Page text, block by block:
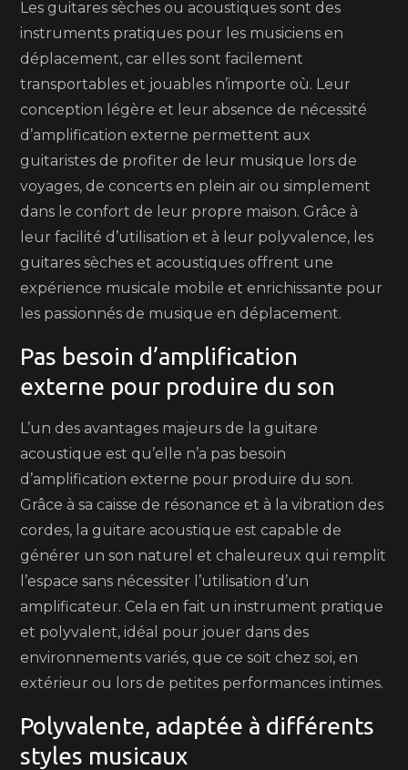
Les guitares sèches ou acoustiques sont des
instruments pratiques pour les musiciens en
déplacement, car elles sont facilement
transportables et jouables n’importe où. Leur
conception légère et leur absence de nécessité
d’amplification externe permettent aux
guitaristes de profiter de leur musique lors de
voyages, de concerts en plein air ou simplement
dans le confort de leur propre maison. Grâce à
leur facilité d’utilisation et à leur polyvalence, les
guitares sèches et acoustiques offrent une
expérience musicale mobile et enrichissante pour
les passionnés de musique en déplacement.
Pas besoin d’amplification
externe pour produire du son
L’un des avantages majeurs de la guitare
acoustique est qu’elle n’a pas besoin
d’amplification externe pour produire du son.
Grâce à sa caisse de résonance et à la vibration des
cordes, la guitare acoustique est capable de
générer un son naturel et chaleureux qui remplit
l’espace sans nécessiter l’utilisation d’un
amplificateur. Cela en fait un instrument pratique
et polyvalent, idéal pour jouer dans des
environnements variés, que ce soit chez soi, en
extérieur ou lors de petites performances intimes.
Polyvalente, adaptée à différents
styles musicaux